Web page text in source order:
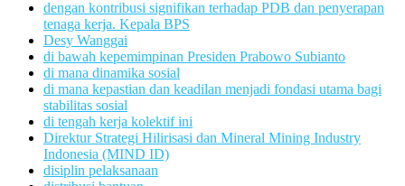
dengan kontribusi signifikan terhadap PDB dan penyerapan
tenaga kerja. Kepala BPS
Desy Wanggai
di bawah kepemimpinan Presiden Prabowo Subianto
di mana dinamika sosial
di mana kepastian dan keadilan menjadi fondasi utama bagi
stabilitas sosial
di tengah kerja kolektif ini
Direktur Strategi Hilirisasi dan Mineral Mining Industry
Indonesia (MIND ID)
disiplin pelaksanaan